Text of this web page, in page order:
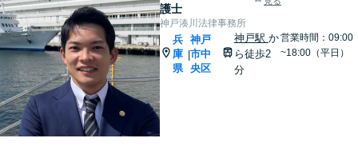
護士
神戸湊川法律事務所
兵
庫
県
|
神戸
市中
央区
神戸駅 か
ら徒歩2
分
営業時間：09:00
~18:00（平日）